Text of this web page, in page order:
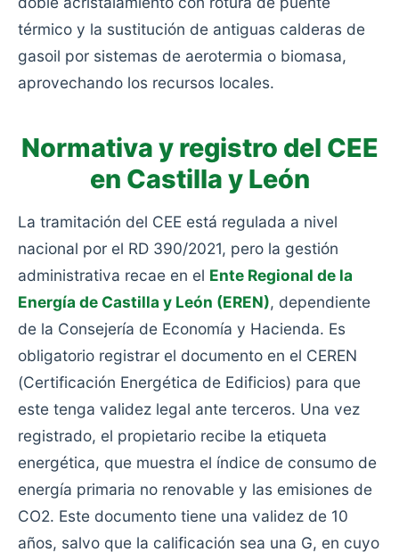
térmico y la sustitución de antiguas calderas de
gasoil por sistemas de aerotermia o biomasa,
aprovechando los recursos locales.
Normativa y registro del CEE
en Castilla y León
La tramitación del CEE está regulada a nivel
nacional por el RD 390/2021, pero la gestión
administrativa recae en el Ente Regional de la
Energía de Castilla y León (EREN), dependiente
de la Consejería de Economía y Hacienda. Es
obligatorio registrar el documento en el CEREN
(Certificación Energética de Edificios) para que
este tenga validez legal ante terceros. Una vez
registrado, el propietario recibe la etiqueta
energética, que muestra el índice de consumo de
energía primaria no renovable y las emisiones de
CO2. Este documento tiene una validez de 10
años, salvo que la calificación sea una G, en cuyo